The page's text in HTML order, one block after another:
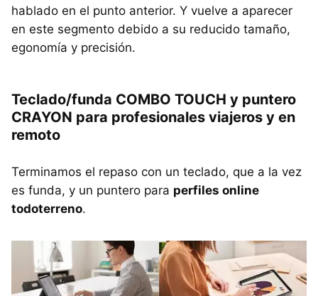
hablado en el punto anterior. Y vuelve a aparecer
en este segmento debido a su reducido tamaño,
egonomía y precisión.
Teclado/funda COMBO TOUCH y puntero
CRAYON para profesionales viajeros y en
remoto
Terminamos el repaso con un teclado, que a la vez
es funda, y un puntero para perfiles online
todoterreno.